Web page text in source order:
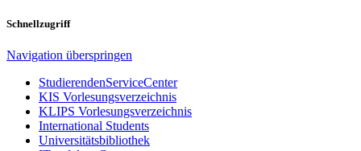
Schnellzugriff
Navigation überspringen
StudierendenServiceCenter
KIS Vorlesungsverzeichnis
KLIPS Vorlesungsverzeichnis
International Students
Universitätsbibliothek